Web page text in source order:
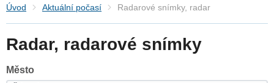
Úvod Aktuální počasí Radarové snímky, radar
Radar, radarové snímky
Město